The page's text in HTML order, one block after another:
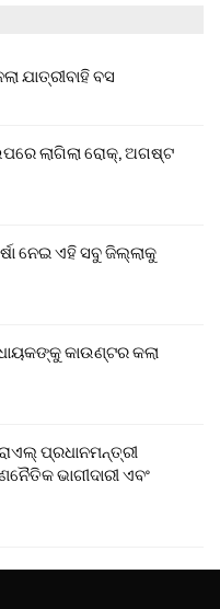
ଯାତ୍ରୀବାହି ବସ
ଲାଗିଲା ରୋକ୍, ଅଗଷ୍ଟ
ନେଇ ଏହି ସବୁ ଜିଲ୍ଲାକୁ
କାଉଣ୍ଟର କଲା
ପ୍ରଧାନମନ୍ତ୍ରୀ
ଭାଗୀଦାରୀ ଏବଂ